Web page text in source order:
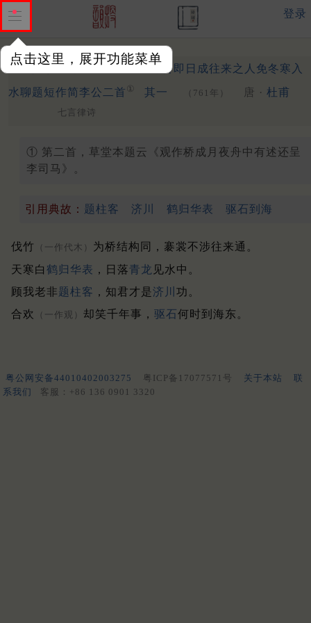
点击这里，展开功能菜单
登录
陪李七司马皂江上观造竹桥即日成往来之人免冬寒入
水聊题短作简李公二首 ① 其一 （761年） 唐 · 杜甫
七言律诗
① 第二首，草堂本题云《观作桥成月夜舟中有述还呈
李司马》。
引用典故： 题柱客 济川 鹤归华表 驱石到海
伐竹 （一作代木） 为桥结构同，褰裳不涉往来通。
天寒白 鹤归华表 ，日落青龙 见水中。
顾我老非题柱客 ，知君才是济川 功。
合欢
（一作观） 却笑千年事， 驱石何时到海东。
粤公网安备44010402003275 粤ICP备17077571号 关于本站
联
系我们
客服：+86 136 0901 3320